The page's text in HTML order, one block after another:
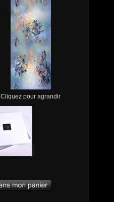
Cliquez pour agrandir